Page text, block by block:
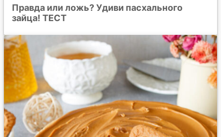
Правда или ложь? Удиви пасхального
зайца! ТЕСТ